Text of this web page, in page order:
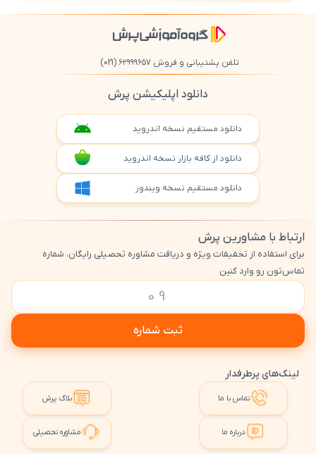
تلفن پشتیبانی و فروش ۶۲۹۹۹۶۵۷ (021)
دانلود اپلیکیشن پرش
دانلود مستقیم نسخه اندروید
دانلود از کافه بازار نسخه اندروید
دانلود مستقیم نسخه ویندوز
ارتباط با مشاورین پرش
برای استفاده از تخفیفات ویژه و دریافت مشاوره تحصیلی رایگان، شماره
تماس‌تون رو وارد کنین
ثبت شماره
لینک‌های پرطرفدار
تماس با ما بلاگ پرش
درباره ما مشاوره تحصیلی